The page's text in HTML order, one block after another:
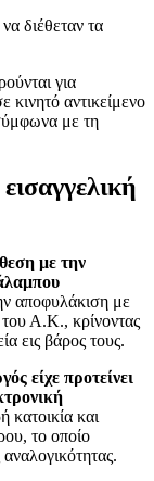
διέθεταν τα
για
κινητό αντικείμενο
με τη
με την
αποφυλάκιση με
Α.Κ., κρίνοντας
εις βάρος τους.
είχε προτείνει
κατοικία και
το οποίο